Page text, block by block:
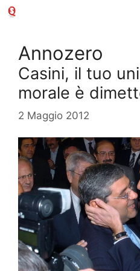
Vai
Annozero
Casini, il tuo
morale è
2 Maggio 2012